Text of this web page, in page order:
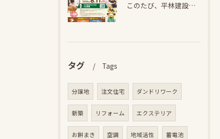
このたび、平林建設では、お子さまが木とふれあい・木について学...
タグ Tags
分譲地 注文住宅 ダンドリワーク
新築 リフォーム エクステリア
お餅まき 空調 地域活性 蓄電池